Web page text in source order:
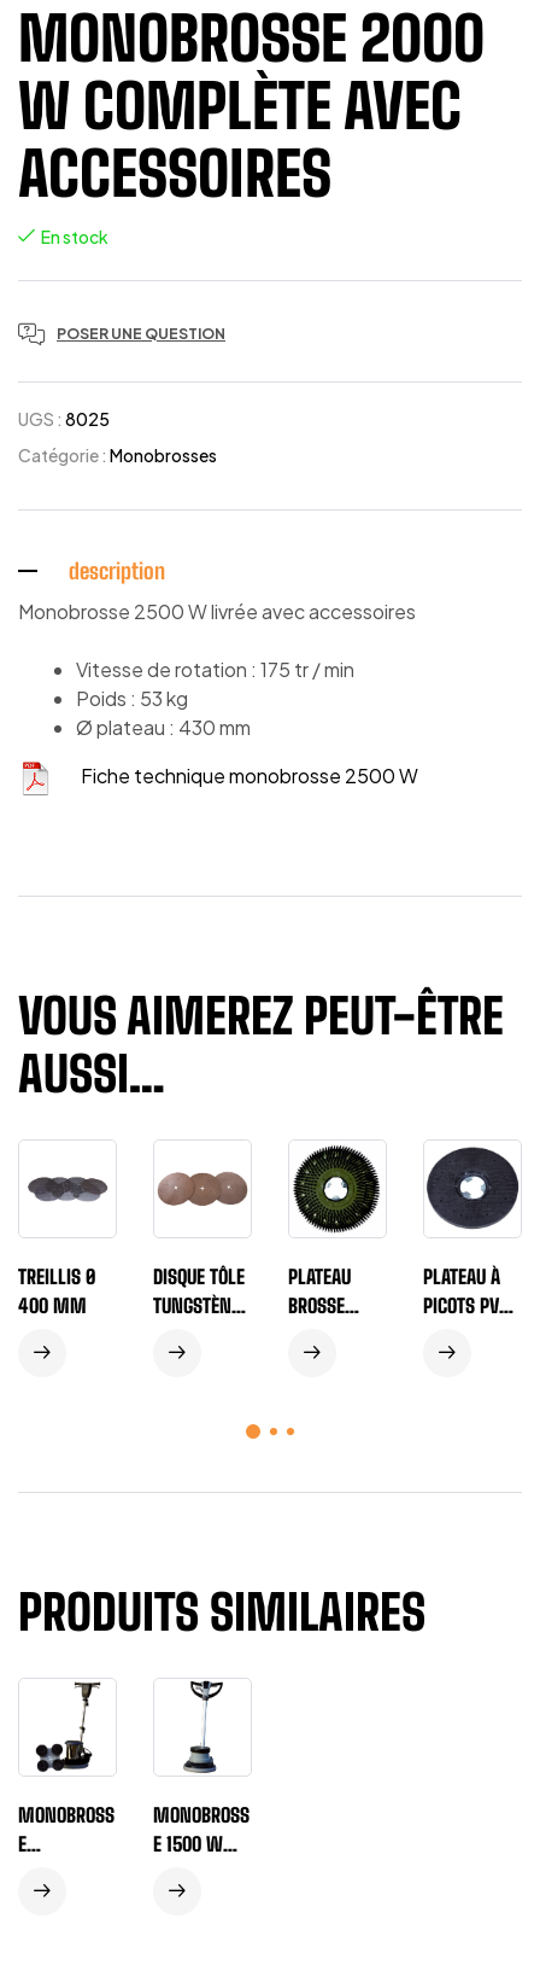
MONOBROSSE 2000
W COMPLÈTE AVEC
ACCESSOIRES
En stock
POSER UNE QUESTION
UGS : 8025
Catégorie : Monobrosses
description
Monobrosse 2500 W livrée avec accessoires
Vitesse de rotation : 175 tr / min
Poids : 53 kg
Ø plateau : 430 mm
Fiche technique monobrosse 2500 W
VOUS AIMEREZ PEUT-ÊTRE
AUSSI…
TREILLIS Ø
400 MM
DISQUE TÔLE
TUNGSTÈNE
PLATEAU
BROSSE
DIAMÈTRE
PLATEAU À
PICOTS PVC
Ø 400 MM
PRODUITS SIMILAIRES
MONOBROSS
E
2000 W À 4
MONOBROSS
E 1500 W
AVEC